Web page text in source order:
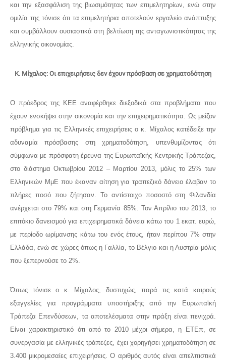
και την εξασφάλιση της βιωσιμότητας των επιμελητηρίων, ενώ στην
ομιλία της τόνισε ότι τα επιμελητήρια αποτελούν εργαλείο ανάπτυξης
και συμβάλλουν ουσιαστικά στη βελτίωση της ανταγωνιστικότητας της
ελληνικής οικονομίας.
Κ. Μίχαλος: Οι επιχειρήσεις δεν έχουν πρόσβαση σε χρηματοδότηση
Ο πρόεδρος της ΚΕΕ αναφέρθηκε διεξοδικά στα προβλήματα που
έχουν ενσκήψει στην οικονομία και την επιχειρηματικότητα. Ως μείζον
πρόβλημα για τις Ελληνικές επιχειρήσεις ο κ. Μίχαλος κατέδειξε την
αδυναμία πρόσβασης στη χρηματοδότηση, υπενθυμίζοντας ότι
σύμφωνα με πρόσφατη έρευνα της Ευρωπαϊκής Κεντρικής Τράπεζας,
στο διάστημα Οκτωβρίου 2012 – Μαρτίου 2013, μόλις το 25% των
Ελληνικών ΜμΕ που έκαναν αίτηση για τραπεζικό δάνειο έλαβαν το
πλήρες ποσό που ζήτησαν. Το αντίστοιχο ποσοστό στη Φιλανδία
ανέρχεται στο 79% και στη Γερμανία 85%. Τον Απρίλιο του 2013, το
επιτόκιο δανεισμού για επιχειρηματικά δάνεια κάτω του 1 εκατ. ευρώ,
με περίοδο ωρίμανσης κάτω του ενός έτους, ήταν περίπου 7% στην
Ελλάδα, ενώ σε χώρες όπως η Γαλλία, το Βέλγιο και η Αυστρία μόλις
που ξεπερνούσε το 2%.
Όπως τόνισε ο κ. Μίχαλος, δυστυχώς, παρά τις κατά καιρούς
εξαγγελίες για προγράμματα υποστήριξης από την Ευρωπαϊκή
Τράπεζα Επενδύσεων, τα αποτελέσματα στην πράξη είναι πενιχρά.
Είναι χαρακτηριστικό ότι από το 2010 μέχρι σήμερα, η ΕΤΕπ, σε
συνεργασία με ελληνικές τράπεζες, έχει χορηγήσει χρηματοδότηση σε
3.400 μικρομεσαίες επιχειρήσεις. Ο αριθμός αυτός είναι απελπιστικά